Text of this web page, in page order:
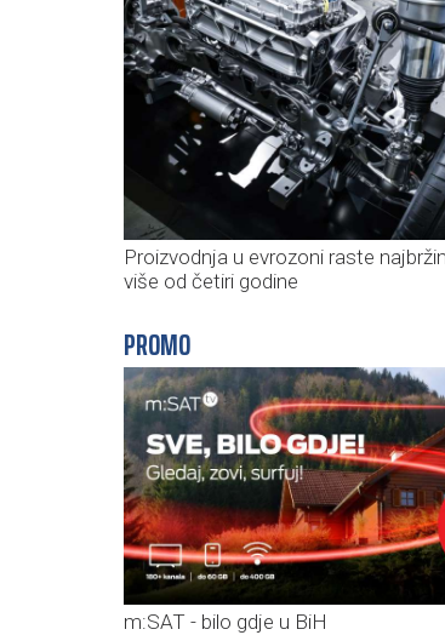
Proizvodnja u evrozoni raste
više od četiri godine
PROMO
m:SAT - bilo gdje u BiH